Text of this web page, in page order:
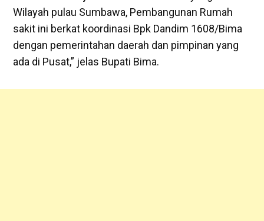
Wilayah pulau Sumbawa, Pembangunan Rumah
sakit ini berkat koordinasi Bpk Dandim 1608/Bima
dengan pemerintahan daerah dan pimpinan yang
ada di Pusat,” jelas Bupati Bima.